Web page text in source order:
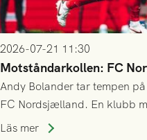
2026-07-21 11:30
Motståndarkollen: FC
Andy Bolander tar tempen
FC Nordsjælland. En klubb
publiksnitt, ett lag med både
Läs mer